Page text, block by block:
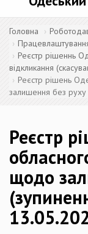
Головна
Реєстр рішеннь
відкликання
Реєстр рішень
залишення без руху
Реєстр
щодо